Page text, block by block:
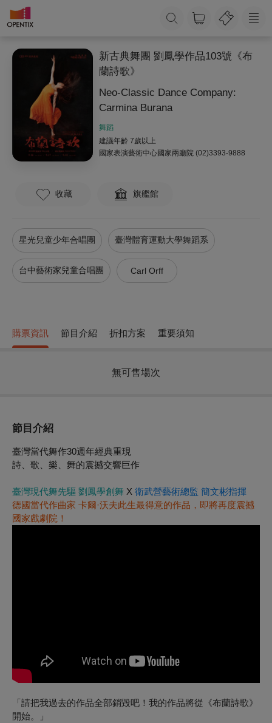
新古典舞團 劉鳳學作品103號《布
蘭詩歌》
Neo-Classic Dance Company:
Carmina Burana
舞蹈
建議年齡 7歲以上
國家表演藝術中心國家兩廳院 (02)3393-9888
收藏 旗艦館
星光兒童少年合唱團 臺灣體育運動大學舞蹈系
台中藝術家兒童合唱團 Carl Orff
購票資訊 節目介紹 折扣方案 重要須知
無可售場次
節目介紹
臺灣當代舞作30週年經典重現
詩、歌、樂、舞的震撼交響巨作
臺灣現代舞先驅 劉鳳學創舞 X 衛武營藝術總監 簡文彬指揮
德國當代作曲家 卡爾·沃夫此生最得意的作品，即將再度震撼
國家戲劇院！
「請把我過去的作品全部銷毀吧！我的作品將從《布蘭詩歌》
開始。」